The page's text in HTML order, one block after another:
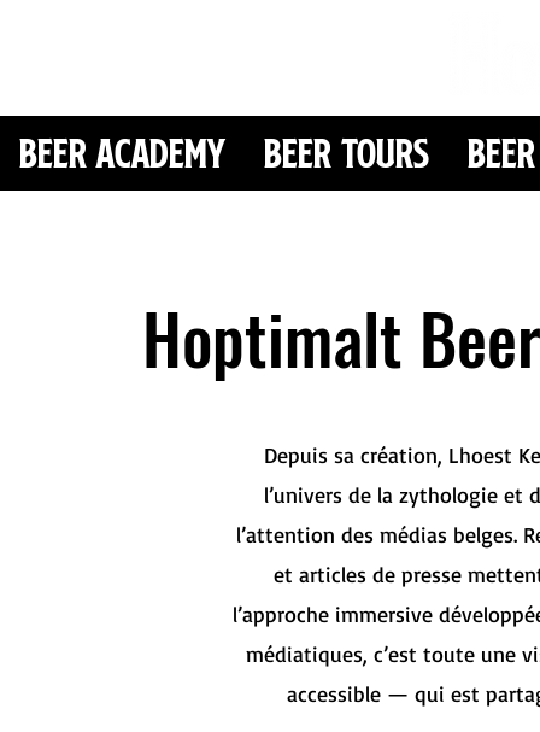
Beer Academy Beer Tours
Hoptimalt
Depuis sa création, Lhoest
l’univers de la zythologie et
l’attention des médias belges.
et articles de presse
l’approche immersive
médiatiques, c’est toute une
accessible — qui est